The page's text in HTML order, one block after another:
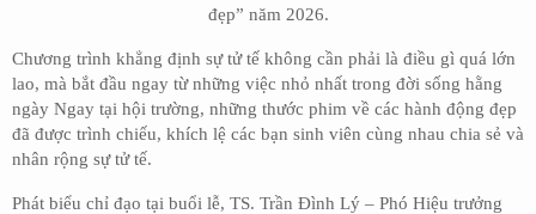
đẹp” năm 2026.
Chương trình khẳng định sự tử tế không cần phải là điều gì quá lớn
lao, mà bắt đầu ngay từ những việc nhỏ nhất trong đời sống hằng
ngày Ngay tại hội trường, những thước phim về các hành động đẹp
đã được trình chiếu, khích lệ các bạn sinh viên cùng nhau chia sẻ và
nhân rộng sự tử tế.
Phát biểu chỉ đạo tại buổi lễ, TS. Trần Đình Lý – Phó Hiệu trưởng